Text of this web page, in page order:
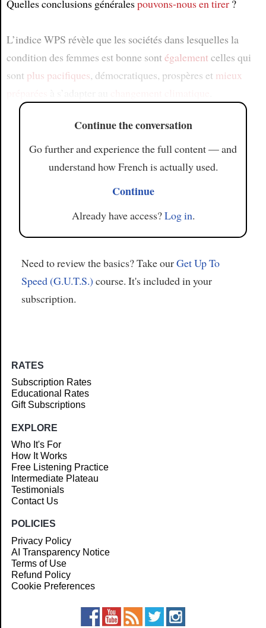
Quelles conclusions généralespouvons-nous en tirer?
L’indice WPS révèle que les sociétés dans lesquelles la
condition des femmes est bonne sontégalementcelles qui
sont plus pacifiques, démocratiques, prospères et mieux
Continue the conversation
Go further and experience the full content — and
understand how French is actually used.
Continue
Already have access?Log in.
Need to review the basics? Take ourGet Up To
Speed (G.U.T.S.) course. It's included in your
subscription.
RATES
Subscription Rates
Educational Rates
Gift Subscriptions
EXPLORE
Who It's For
How It Works
Free Listening Practice
Intermediate Plateau
Testimonials
Contact Us
POLICIES
Privacy Policy
AI Transparency Notice
Terms of Use
Refund Policy
Cookie Preferences